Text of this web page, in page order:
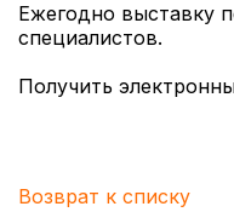
Ежегодно выставку
специалистов.
Получить
Возврат к списку